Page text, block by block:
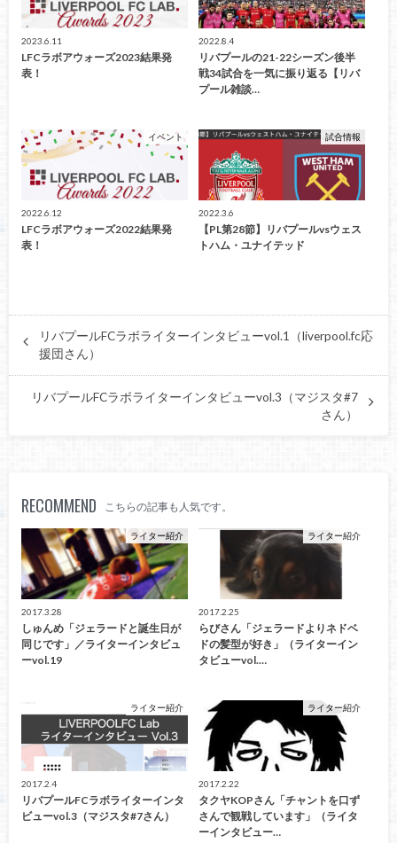
2023.6.11
LFCラボアウォーズ2023結果発
表！
2022.8.4
リバプールの21-22シーズン後半
戦34試合を一気に振り返る【リバ
プール雑談…
イベント
2022.6.12
LFCラボアウォーズ2022結果発
表！
試合情報
2022.3.6
【PL第28節】リバプールvsウェス
トハム・ユナイテッド
リバプールFCラボライターインタビューvol.1（liverpool.fc応
援団さん）
リバプールFCラボライターインタビューvol.3（マジスタ#7
さん）
RECOMMEND こちらの記事も人気です。
ライター紹介
2017.3.28
しゅんめ「ジェラードと誕生日が
同じです」／ライターインタビュ
ーvol.19
ライター紹介
2017.2.25
らびさん「ジェラードよりネドベ
ドの髪型が好き」（ライターイン
タビューvol.…
ライター紹介
2017.2.4
リバプールFCラボライターインタ
ビューvol.3（マジスタ#7さん）
ライター紹介
2017.2.22
タクヤKOPさん「チャントを口ず
さんで観戦しています」（ライタ
ーインタビュー…